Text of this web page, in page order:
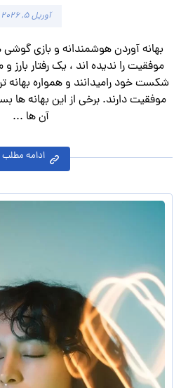
آوریل ۵, ۲۰۲۶
بهانه آوردن هوشمندانه و بازی
موفقیت را ندیده اند ، یک رفتار بارز
شکست خود رامیدانند و همواره بهانه
موفقیت دارند. برخی از این بهانه ها
آن ها ...
ادامه مطلب